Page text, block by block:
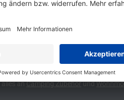
10 Minuten vor der Stadtgrenze
oder den puren Luxus. Ob
Wohnmobilverkauf und
alles anCampingZubehörund